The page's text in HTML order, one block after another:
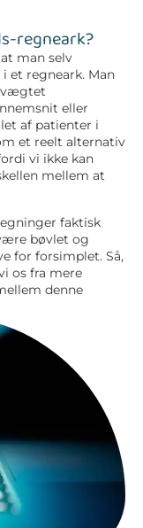
regneark?
man selv
et regneark. Man
vægtet
eller
af patienter i
et reelt alternativ
vi ikke kan
mellem at
faktisk
bøvlet og
for forsimplet. Så,
os fra mere
denne